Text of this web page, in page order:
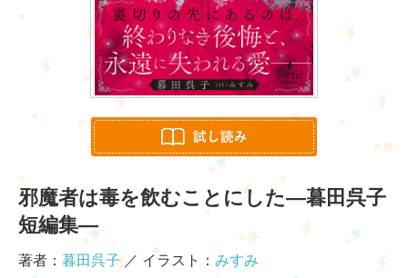
邪魔者は毒を飲むことにした―暮田呉子
短編集―
著者： 暮田呉子／ イラスト： みすみ